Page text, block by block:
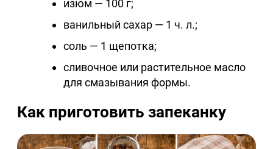
изюм — 100 г;
ванильный сахар — 1 ч. л.;
соль — 1 щепотка;
сливочное или растительное масло
для смазывания формы.
Как приготовить запеканку